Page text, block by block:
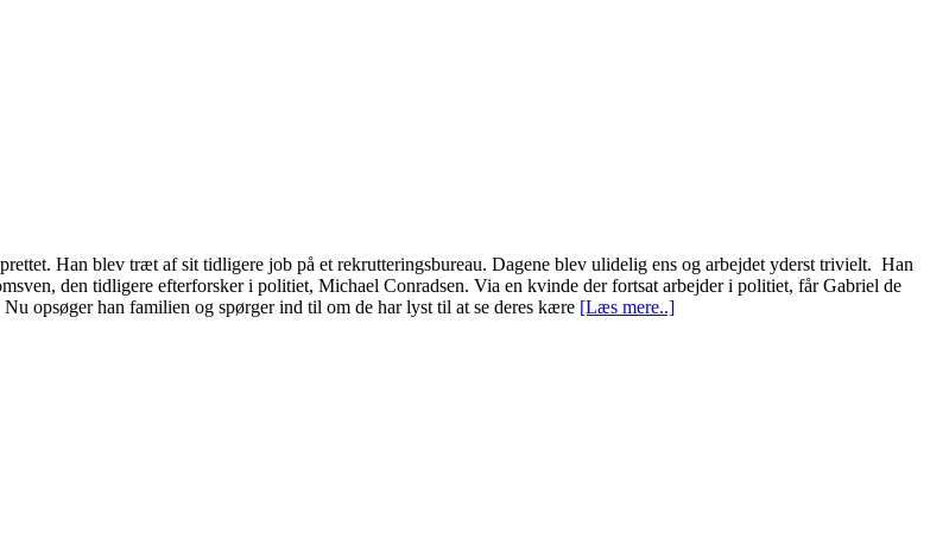
Han blev træt af sit tidligere job på et rekrutteringsbureau. Dagene blev ulidelig ens og arbejdet yderst trivielt. Han
den tidligere efterforsker i politiet, Michael Conradsen. Via en kvinde der fortsat arbejder i politiet, får Gabriel de
opsøger han familien og spørger ind til om de har lyst til at se deres kære [Læs mere..]